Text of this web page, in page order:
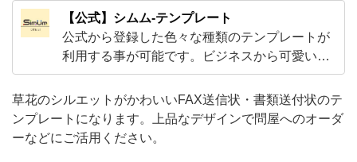
く
だ
PC
入
【公式】シムム-テンプレート
公式から登録した色々な種類のテンプレートが
利用する事が可能です。ビジネスから可愛いデ
ザインのテンプレートなど様々な素材がダウン
ロードしご利用頂く事が可能です！Excelや
Word・PDFとJPGなどA4サイズで気軽に使え
る素材がメインです。
草花のシルエットがかわいいFAX送信状・書類送付状のテ
ンプレートになります。上品なデザインで問屋へのオーダ
ーなどにご活用ください。